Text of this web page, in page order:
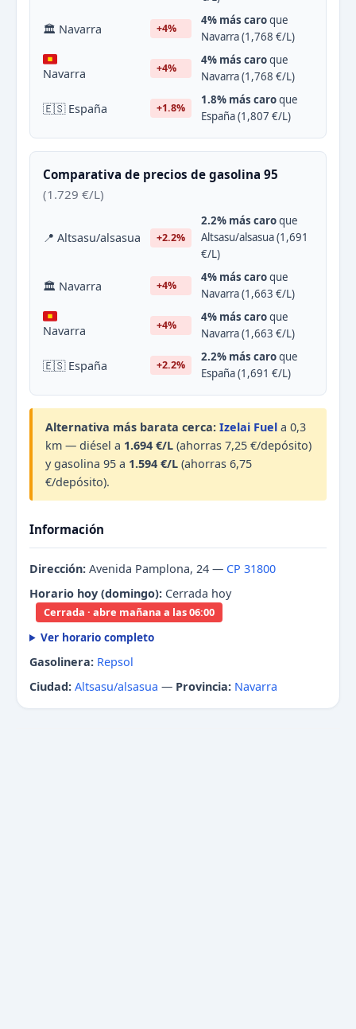
🏛 Navarra +4%
4% más caroque
Navarra (1,768 €/L)
Navarra +4%
4% más caroque
Navarra (1,768 €/L)
🇪🇸 España +1.8%
1.8% más caroque
España (1,807 €/L)
Comparativa de precios de gasolina 95
(1.729 €/L)
📍 Altsasu/alsasua +2.2%
2.2% más caroque
Altsasu/alsasua (1,691
€/L)
🏛 Navarra +4%
4% más caroque
Navarra (1,663 €/L)
Navarra +4%
4% más caroque
Navarra (1,663 €/L)
🇪🇸 España +2.2%
2.2% más caroque
España (1,691 €/L)
Alternativa más barata cerca: Izelai Fuel a 0,3
km — diésel a 1.694 €/L (ahorras 7,25 €/depósito)
y gasolina 95 a 1.594 €/L (ahorras 6,75
€/depósito).
Información
Dirección: Avenida Pamplona, 24 — CP 31800
Horario hoy (domingo): Cerrada hoy
Cerrada · abre mañana a las 06:00
Ver horario completo
Gasolinera: Repsol
Ciudad: Altsasu/alsasua — Provincia: Navarra